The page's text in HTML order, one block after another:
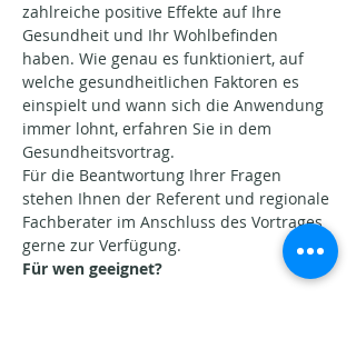
zahlreiche positive Effekte auf Ihre
Gesundheit und Ihr Wohlbefinden
haben. Wie genau es funktioniert, auf
welche gesundheitlichen Faktoren es
einspielt und wann sich die Anwendung
immer lohnt, erfahren Sie in dem
Gesundheitsvortrag.
Für die Beantwortung Ihrer Fragen
stehen Ihnen der Referent und regionale
Fachberater im Anschluss des Vortrages
gerne zur Verfügung.
Für wen geeignet?